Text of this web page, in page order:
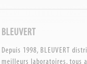
BLEUVERT
Depuis 1998, BLEUVERT
meilleurs laboratoires, tous